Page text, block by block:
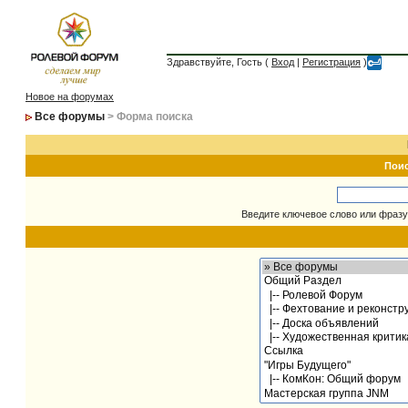
Здравствуйте, Гость ( Вход | Регистрация )
Новое на форумах
Все форумы > Форма поиска
Введите ключевое слово или